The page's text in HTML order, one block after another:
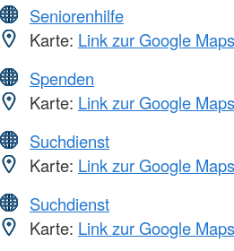
Seniorenhilfe
Karte: Link zur Google
Spenden
Karte: Link zur Google
Suchdienst
Karte: Link zur Google
Suchdienst
Karte: Link zur Google